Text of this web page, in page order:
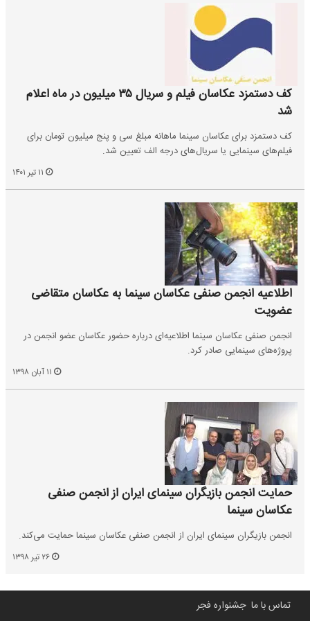
کف دستمزد عکاسان فیلم و سریال ۳۵ میلیون در ماه اعلام
شد
کف دستمزد برای عکاسان سینما ماهانه مبلغ سی و پنج میلیون تومان برای
فیلم‌های سینمایی یا سریال‌های درجه الف تعیین شد.
اطلاعیه انجمن صنفی عکاسان سینما به عکاسان متقاضی
عضویت
انجمن صنفی عکاسان سینما اطلاعیه‌ای درباره حضور عکاسان عضو انجمن در
پروژه‌های سینمایی صادر کرد.
حمایت انجمن بازیگران سینمای ایران از انجمن صنفی
عکاسان سینما
انجمن بازیگران سینمای ایران از انجمن صنفی عکاسان سینما حمایت می‌کند.
تماس با ما جشنواره فجر